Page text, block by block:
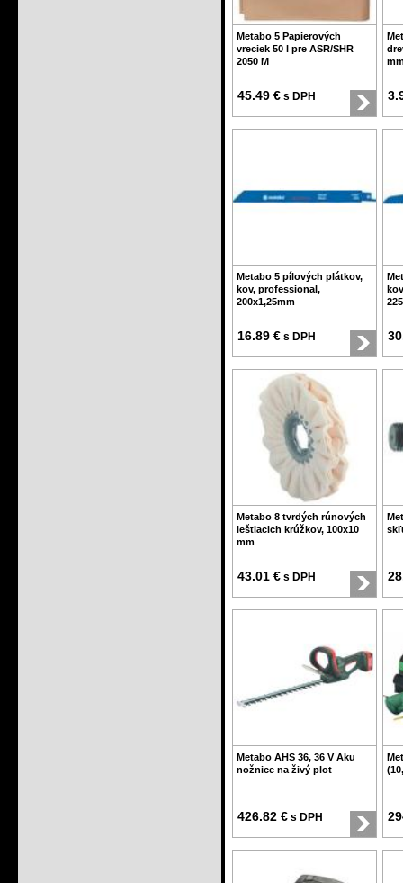
Metabo 5 Papierových
vreciek 50 l pre ASR/SHR
2050 M
45.49 € s DPH
Metabo 5 pílových plátkov,
kov, professional,
200x1,25mm
16.89 € s DPH
Metabo 8 tvrdých rúnových
leštiacich krúžkov, 100x10
mm
43.01 € s DPH
Metabo AHS 36, 36 V Aku
nožnice na živý plot
426.82 € s DPH